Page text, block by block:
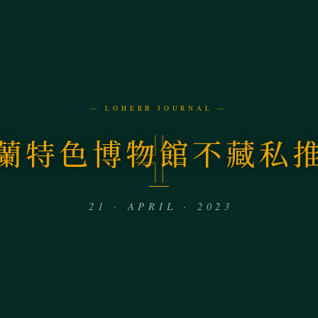
— LOHERB JOURNAL —
特色博物館不藏私
21 · APRIL · 2023